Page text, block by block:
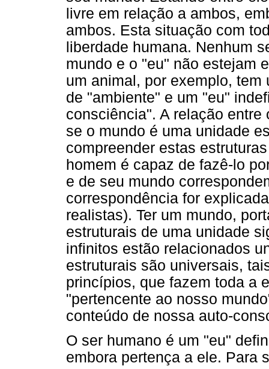
livre em relação a ambos,
ambos. Esta situação com
liberdade humana. Nenhum
mundo e o "eu" não estejam
um animal, por exemplo,
de "ambiente" e um "eu"
consciência". A relação
se o mundo é uma unidade
compreender estas
homem é capaz de fazê-lo
e de seu mundo
correspondência for
realistas). Ter um mundo,
estruturais de uma unidade
infinitos estão relacionados
estruturais são universais,
princípios, que fazem toda a
"pertencente ao nosso
conteúdo de nossa auto-
O ser humano é um "eu"
embora pertença a ele. Para